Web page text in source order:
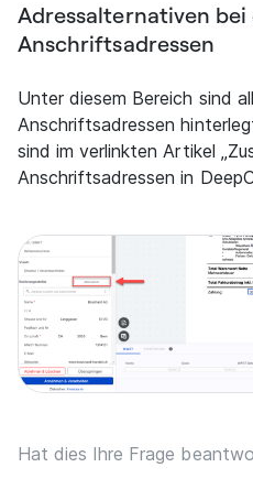
Adressalternativen bei
Anschriftsadressen
Unter diesem Bereich sind
Anschriftsadressen
sind im verlinkten Artikel
Anschriftsadressen in
Hat dies Ihre Frage